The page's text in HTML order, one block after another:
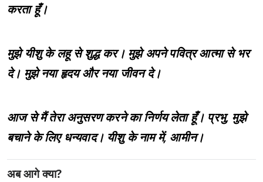
करता हूँ।
मुझे यीशु के लहू से शुद्ध कर। मुझे अपने पवित्र आत्मा से भर
दे। मुझे नया हृदय और नया जीवन दे।
आज से मैं तेरा अनुसरण करने का निर्णय लेता हूँ। प्रभु, मुझे
बचाने के लिए धन्यवाद। यीशु के नाम में, आमीन।
अब आगे क्या?